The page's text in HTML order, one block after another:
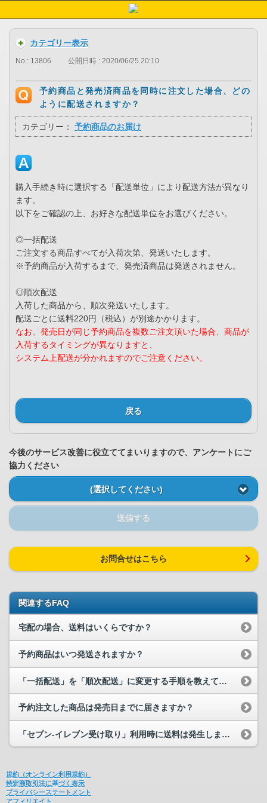
カテゴリー表示
No : 13806 公開日時 : 2020/06/25 20:10
予約商品と発売済商品を同時に注文した場合、どの
ように配送されますか？
カテゴリー： 予約商品のお届け
購入手続き時に選択する「配送単位」により配送方法が異なり
ます。
以下をご確認の上、お好きな配送単位をお選びください。
◎一括配送
ご注文する商品すべてが入荷次第、発送いたします。
※予約商品が入荷するまで、発売済商品は発送されません。
◎順次配送
入荷した商品から、順次発送いたします。
配送ごとに送料220円（税込）が別途かかります。
なお、発売日が同じ予約商品を複数ご注文頂いた場合、商品が
入荷するタイミングが異なりますと、
システム上配送が分かれますのでご注意ください。
戻る
今後のサービス改善に役立ててまいりますので、アンケートにご
協力ください
(選択してください)
送信する
お問合せはこちら
関連するFAQ
宅配の場合、送料はいくらですか？
予約商品はいつ発送されますか？
「一括配送」を「順次配送」に変更する手順を教えてください。
予約注文した商品は発売日までに届きますか？
「セブン-イレブン受け取り」利用時に送料は発生しますか？
規約（オンライン利用規約）
特定商取引法に基づく表示
プライバシーステートメント
アフィリエイト